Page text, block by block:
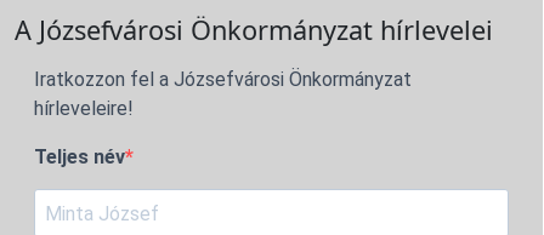
A Józsefvárosi Önkormányzat hírlevelei
Iratkozzon fel a Józsefvárosi Önkormányzat
hírleveleire!
Teljes név